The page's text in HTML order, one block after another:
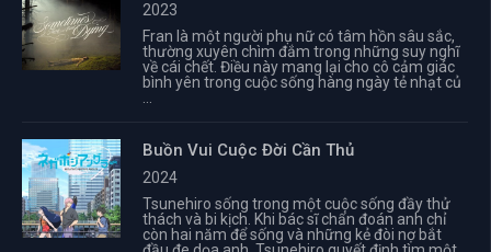
2023
Fran là một người phụ nữ có tâm hồn sâu sắc,
thường xuyên chìm đắm trong những suy nghĩ
về cái chết. Điều này mang lại cho cô cảm giác
bình yên trong cuộc sống hàng ngày tẻ nhạt củ
Buồn Vui Cuộc Đời Cần Thủ
2024
Tsunehiro sống trong một cuộc sống đầy thử
thách và bi kịch. Khi bác sĩ chẩn đoán anh chỉ
còn hai năm để sống và những kẻ đòi nợ bắt